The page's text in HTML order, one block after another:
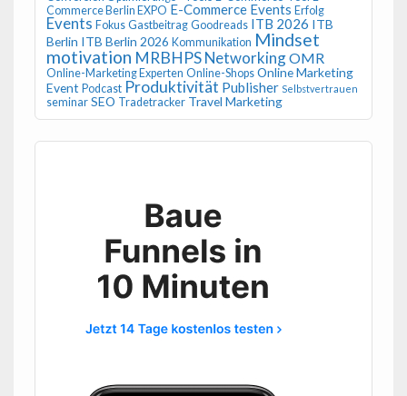
Commerce Berlin EXPO E-Commerce Events Erfolg
Events Fokus Gastbeitrag Goodreads ITB 2026 ITB
Berlin ITB Berlin 2026 Kommunikation Mindset
motivation MRBHPSNetworkingOMR
Online-Marketing Experten Online-Shops Online Marketing
Event Podcast Produktivität Publisher Selbstvertrauen
seminar SEO Tradetracker Travel Marketing